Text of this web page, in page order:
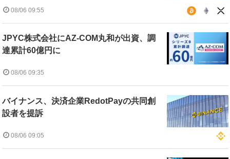
08/06 09:55
JPYC株式会社にAZ-COM丸和が出資、調
達累計60億円に
08/06 09:35
バイナンス、決済企業RedotPayの共同創
設者を提訴
08/06 09:05